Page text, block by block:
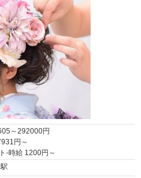
～292000円
円～
-時給 1200円～